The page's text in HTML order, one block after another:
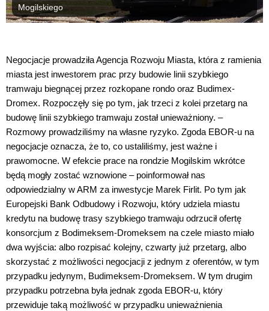
Mogilskiego
Negocjacje prowadziła Agencja Rozwoju Miasta, która z ramienia
miasta jest inwestorem prac przy budowie linii szybkiego
tramwaju biegnącej przez rozkopane rondo oraz Budimex-
Dromex. Rozpoczęły się po tym, jak trzeci z kolei przetarg na
budowę linii szybkiego tramwaju został unieważniony. –
Rozmowy prowadziliśmy na własne ryzyko. Zgoda EBOR-u na
negocjacje oznacza, że to, co ustaliliśmy, jest ważne i
prawomocne. W efekcie prace na rondzie Mogilskim wkrótce
będą mogły zostać wznowione – poinformował nas
odpowiedzialny w ARM za inwestycje Marek Firlit. Po tym jak
Europejski Bank Odbudowy i Rozwoju, który udziela miastu
kredytu na budowę trasy szybkiego tramwaju odrzucił ofertę
konsorcjum z Bodimeksem-Dromeksem na czele miasto miało
dwa wyjścia: albo rozpisać kolejny, czwarty już przetarg, albo
skorzystać z możliwości negocjacji z jednym z oferentów, w tym
przypadku jedynym, Budimeksem-Dromeksem. W tym drugim
przypadku potrzebna była jednak zgoda EBOR-u, który
przewiduje taką możliwość w przypadku unieważnienia